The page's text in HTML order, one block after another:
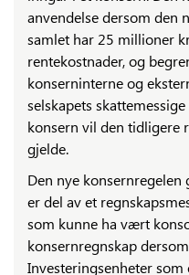
anvendelse dersom den
samlet har 25 millioner
rentekostnader, og
konserninterne og
selskapets
konsern vil den tidligere
gjelde.
Den nye konsernregelen
er del av et
som kunne ha vært
konsernregnskap
Investeringsenheter